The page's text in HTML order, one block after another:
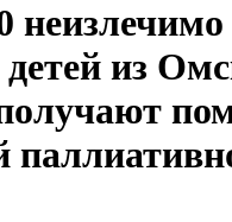
неизлечимо
из